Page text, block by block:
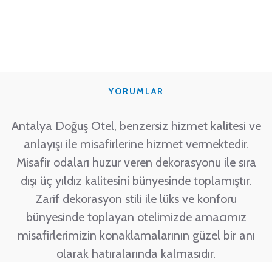
YORUMLAR
Antalya Doğuş Otel, benzersiz hizmet kalitesi ve
anlayışı ile misafirlerine hizmet vermektedir.
Misafir odaları huzur veren dekorasyonu ile sıra
dışı üç yıldız kalitesini bünyesinde toplamıştır.
Zarif dekorasyon stili ile lüks ve konforu
bünyesinde toplayan otelimizde amacımız
misafirlerimizin konaklamalarının güzel bir anı
olarak hatıralarında kalmasıdır.